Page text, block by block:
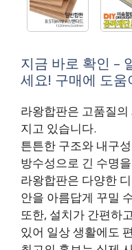
지금 바로 확인 –
세요! 구매에 도움
라왕합판은 고품질
지고 있습니다.
튼튼한 구조와 내구
방수성으로 긴 수명
라왕합판은 다양한
안을 아름답게 꾸밀
또한, 설치가 간편하
있어 일상 생활에도